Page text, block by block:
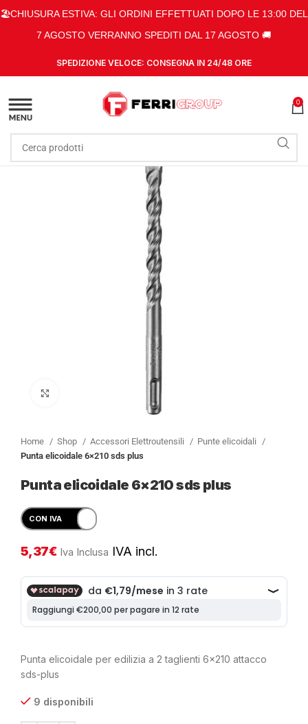
🏖️CHIUSURA ESTIVA: GLI ORDINI EFFETTUATI DOPO LE 13:00 DEL
7 AGOSTO VERRANNO SPEDITI DAL 17 AGOSTO 🚚
SPEDIZIONE VELOCE: CONSEGNA IN 24/48 ORE
0
Home Shop Accessori Elettroutensili
Punte elicoidali
Punta elicoidale 6×210 sds plus
Punta elicoidale 6×210 sds plus
5,37€ Iva Inclusa IVA incl.
Punta elicoidale per edilizia a 2 taglienti 6×210 attacco
sds-plus
9 disponibili